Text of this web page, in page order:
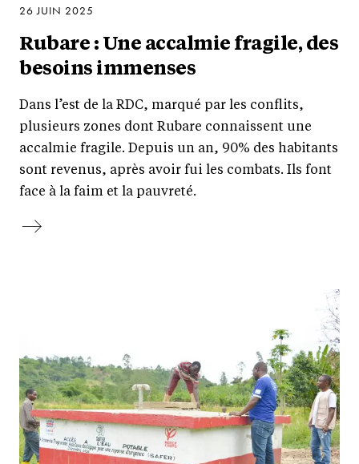
26 JUIN 2025
Rubare : Une accalmie fragile, des
besoins immenses
Dans l’est de la RDC, marqué par les conflits,
plusieurs zones dont Rubare connaissent une
accalmie fragile. Depuis un an, 90% des habitants
sont revenus, après avoir fui les combats. Ils font
face à la faim et la pauvreté.